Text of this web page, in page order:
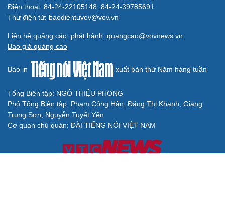
Điện thoại: 84-24-22105148, 84-24-39785691
Thư điện tử: baodientuvov@vov.vn
Liên hệ quảng cáo, phát hành: quangcao@vovnews.vn
Báo giá quảng cáo
Báo in xuất bản thứ Năm hàng tuần
Tổng Biên tập: NGÔ THIỆU PHONG
Phó Tổng Biên tập: Phạm Công Hân, Đặng Thị Khanh, Giang
Trung Sơn, Nguyễn Tuyết Yến
Cơ quan chủ quản: ĐÀI TIẾNG NÓI VIỆT NAM